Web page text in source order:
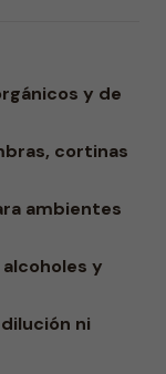
y de
cortinas
ambientes
y
ni